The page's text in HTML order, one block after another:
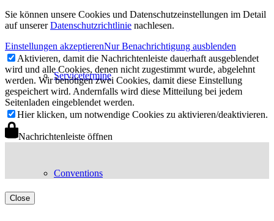
Servicetermine
Conventions
Sie können unsere Cookies und Datenschutzeinstellungen im Detail
auf unsererDatenschutzrichtlinie nachlesen.
Einstellungen akzeptierenNur Benachrichtigung ausblenden
Aktivieren, damit die Nachrichtenleiste dauerhaft ausgeblendet
wird und alle Cookies, denen nicht zugestimmt wurde, abgelehnt
werden. Wir benötigen zwei Cookies, damit diese Einstellung
gespeichert wird. Andernfalls wird diese Mitteilung bei jedem
Seitenladen eingeblendet werden.
Hier klicken, um notwendige Cookies zu aktivieren/deaktivieren.
Nachrichtenleiste öffnen
Close